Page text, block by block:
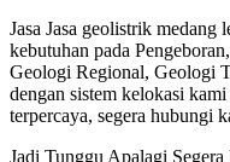
Jasa Jasa geolistrik medang
kebutuhan pada
Geologi Regional, Geologi
dengan sistem kelokasi
terpercaya, segera hubungi
Jadi Tunggu Apalagi